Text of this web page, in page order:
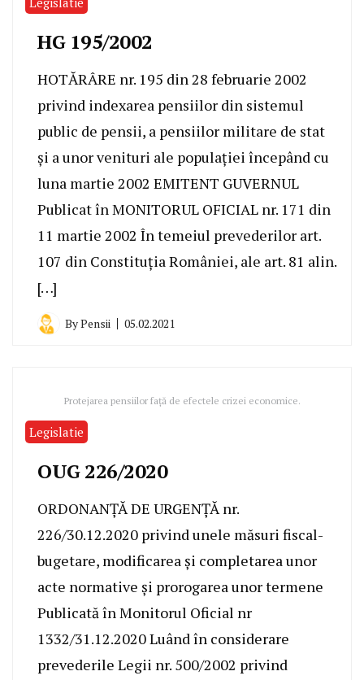
HG 195/2002
HOTĂRÂRE nr. 195 din 28 februarie 2002
privind indexarea pensiilor din sistemul
public de pensii, a pensiilor militare de stat
şi a unor venituri ale populaţiei începând cu
luna martie 2002 EMITENT GUVERNUL
Publicat în MONITORUL OFICIAL nr. 171 din
11 martie 2002 În temeiul prevederilor art.
107 din Constituţia României, ale art. 81 alin.
[…]
ByPensii 05.02.2021
Protejarea pensiilor față de efectele crizei economice.
Legislatie
OUG 226/2020
ORDONANȚĂ DE URGENȚĂ nr.
226/30.12.2020 privind unele măsuri fiscal-
bugetare, modificarea şi completarea unor
acte normative şi prorogarea unor termene
Publicată în Monitorul Oficial nr
1332/31.12.2020 Luând în considerare
prevederile Legii nr. 500/2002 privind